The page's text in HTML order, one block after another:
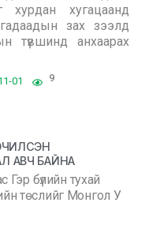
хугацаанд
зах зээлд
түвшинд анхаарах
01 9
АВЧ БАЙНА
Гэр бүлийн тухай
төслийг Монгол У